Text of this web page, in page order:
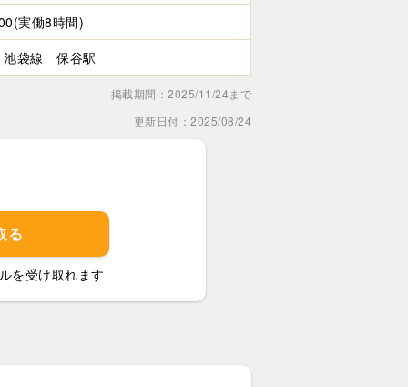
実働8時間)
袋線 保谷駅
掲載期間：2025/11/24まで
更新日付：2025/08/24
る
を受け取れます